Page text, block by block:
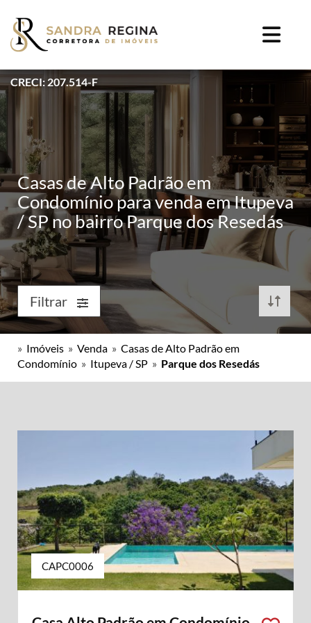
CRECI: 207.514-F
Casas de Alto Padrão em
Condomínio para venda em Itupeva
/ SP no bairro Parque dos Resedás
Filtrar
» Imóveis » Venda » Casas de Alto Padrão em
Condomínio » Itupeva / SP » Parque dos Resedás
CAPC0006